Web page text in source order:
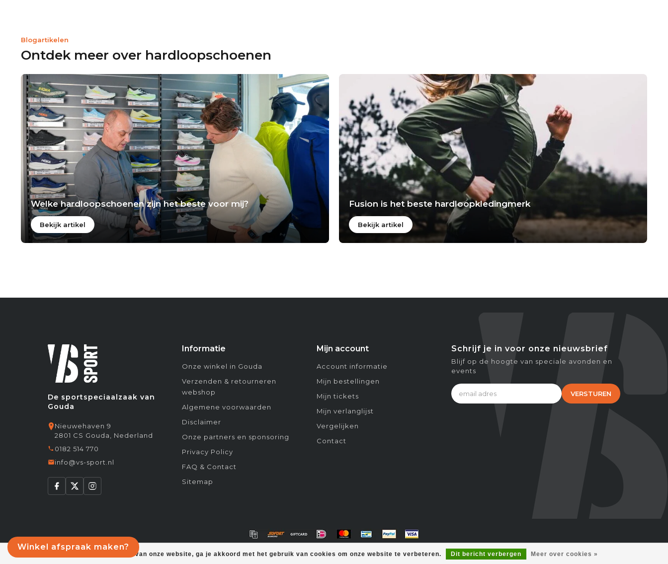
Winkel afspraak maken?
Blogartikelen
Ontdek meer over hardloopschoenen
Welke hardloopschoenen zijn het beste voor mij?
Bekijk artikel
Fusion is het beste hardloopkledingmerk
Bekijk artikel
Door het gebruiken van onze website, ga je akkoord met het gebruik van cookies om onze website te verbeteren. Dit bericht verbergen Meer over cookies »
De sportspeciaalzaak van
Gouda
Nieuwehaven 9
2801 CS Gouda, Nederland
0182 514 770
info@vs-sport.nl
Informatie
Onze winkel in Gouda
Verzenden & retourneren
webshop
Algemene voorwaarden
Disclaimer
Onze partners en sponsoring
Privacy Policy
FAQ & Contact
Sitemap
Mijn account
Account informatie
Mijn bestellingen
Mijn tickets
Mijn verlanglijst
Vergelijken
Contact
Schrijf je in voor onze nieuwsbrief
Blijf op de hoogte van speciale avonden en
events
VERSTUREN